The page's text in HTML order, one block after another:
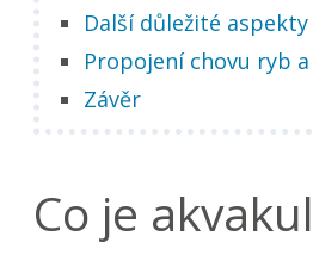
Další důležité aspekty
Propojení chovu ryb
Závěr
Co je